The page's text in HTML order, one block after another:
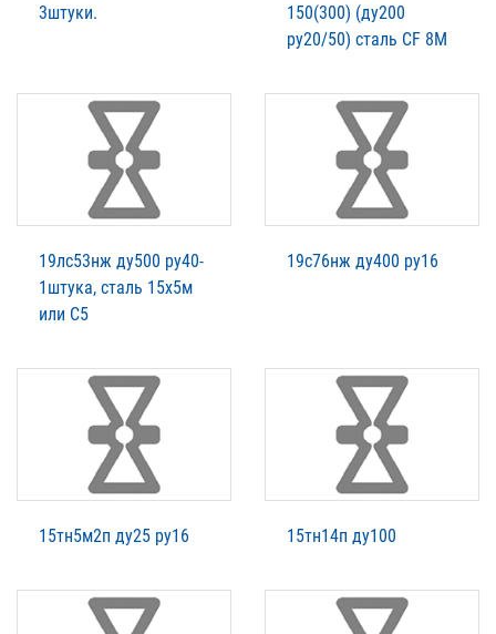
3штуки.
150(300) (ду200
ру20/50) сталь CF 8М
19лс53нж ду500 ру40-
1штука, сталь 15х5м
или С5
19с76нж ду400 ру16
15тн5м2п ду25 ру16 15тн14п ду100